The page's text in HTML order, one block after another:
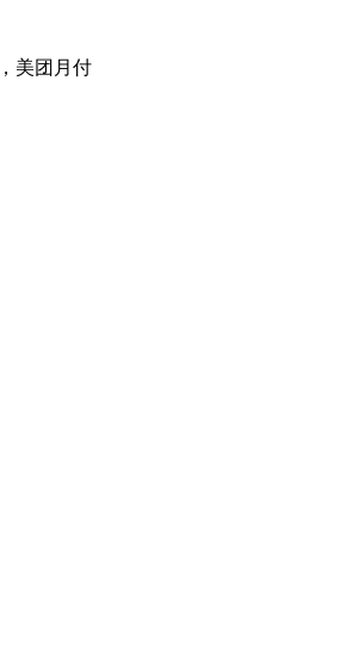
美团月付